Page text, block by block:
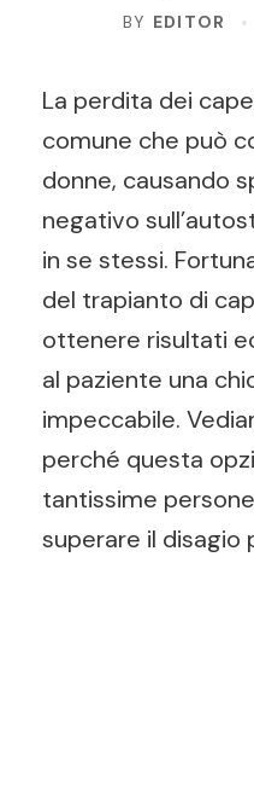
BY EDITOR
La perdita dei
comune che può
donne, causando
negativo
in se stessi.
del trapianto di
ottenere risultati
al paziente una
impeccabile.
perché questa
tantissime
superare il disagio